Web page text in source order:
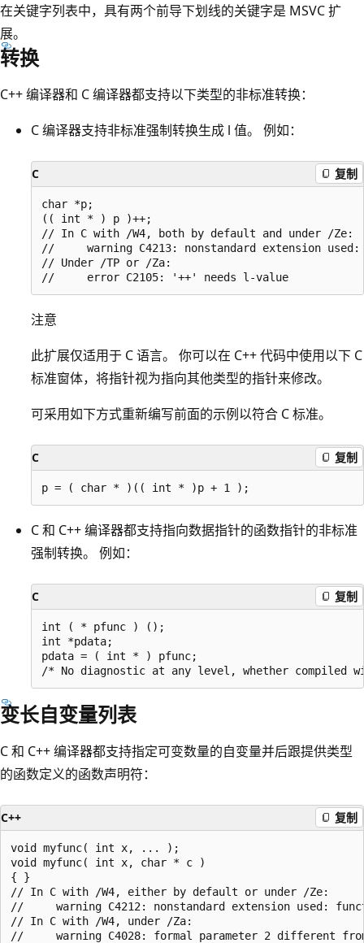
在关键字列表中，具有两个前导下划线的关键字是 MSVC 扩
展。
转换
C++ 编译器和 C 编译器都支持以下类型的非标准转换：
C 编译器支持非标准强制转换生成 l 值。 例如：
C 复制
char *p;
(( int * ) p )++;
// In C with /W4, both by default and under /Ze:
//     warning C4213: nonstandard extension
// Under /TP or /Za:
注意
此扩展仅适用于 C 语言。 你可以在 C++ 代码中使用以下 C
标准窗体，将指针视为指向其他类型的指针来修改。
可采用如下方式重新编写前面的示例以符合 C 标准。
C 复制
C 和 C++ 编译器都支持指向数据指针的函数指针的非标准
强制转换。 例如：
C 复制
int ( * pfunc ) ();
int *pdata;
pdata = ( int * ) pfunc;
变长自变量列表
C 和 C++ 编译器都支持指定可变数量的自变量并后跟提供类型
的函数定义的函数声明符：
C++ 复制
void myfunc( int x, ... );
void myfunc( int x, char * c )
{ }
// In C with /W4, either by default or under /Ze:
//     warning C4212: nonstandard extension used:
// In C with /W4, under /Za:
//     warning C4028: formal parameter 2 different